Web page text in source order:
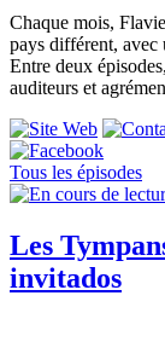
Chaque mois,
pays différent, avec
Entre deux
auditeurs et
Tous les épisodes
Les
invitados